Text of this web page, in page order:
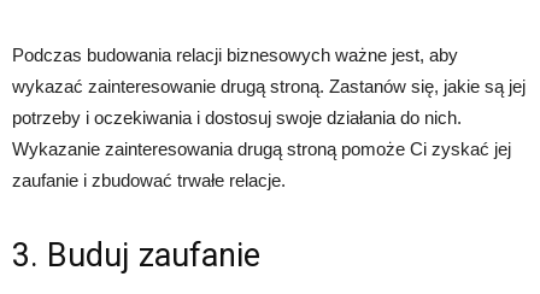
Podczas budowania relacji biznesowych ważne jest, aby
wykazać zainteresowanie drugą stroną. Zastanów się, jakie są jej
potrzeby i oczekiwania i dostosuj swoje działania do nich.
Wykazanie zainteresowania drugą stroną pomoże Ci zyskać jej
zaufanie i zbudować trwałe relacje.
3. Buduj zaufanie